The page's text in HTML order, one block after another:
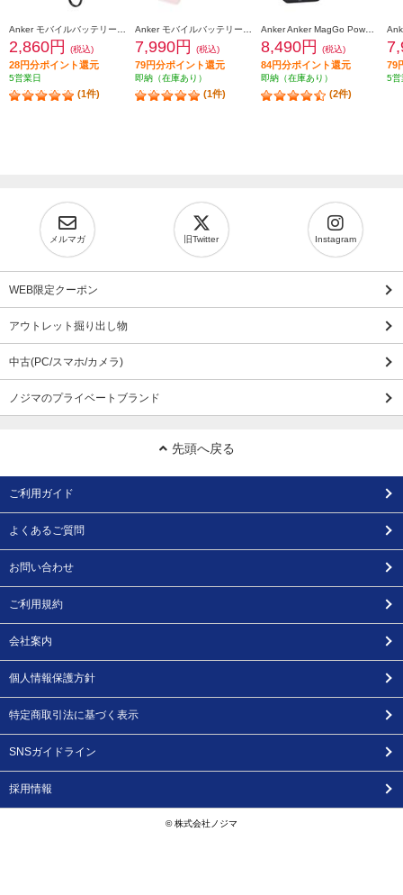
2,860円 (税込)
28円分ポイント還元
5営業日
(1件)
7,990円 (税込)
79円分ポイント還元
即納（在庫あり）
(1件)
8,490円 (税込)
84円分ポイント還元
即納（在庫あり）
(2件)
79
5営
メルマガ 旧Twitter Instagram
WEB限定クーポン
アウトレット掘り出し物
中古(PC/スマホ/カメラ)
ノジマのプライベートブランド
先頭へ戻る
ご利用ガイド
よくあるご質問
お問い合わせ
ご利用規約
会社案内
個人情報保護方針
特定商取引法に基づく表示
SNSガイドライン
採用情報
© 株式会社ノジマ